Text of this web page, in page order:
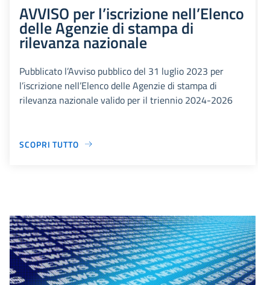
AVVISO per l’iscrizione nell’Elenco
delle Agenzie di stampa di
rilevanza nazionale
Pubblicato l’Avviso pubblico del 31 luglio 2023 per
l’iscrizione nell’Elenco delle Agenzie di stampa di
rilevanza nazionale valido per il triennio 2024-2026
SCOPRI TUTTO